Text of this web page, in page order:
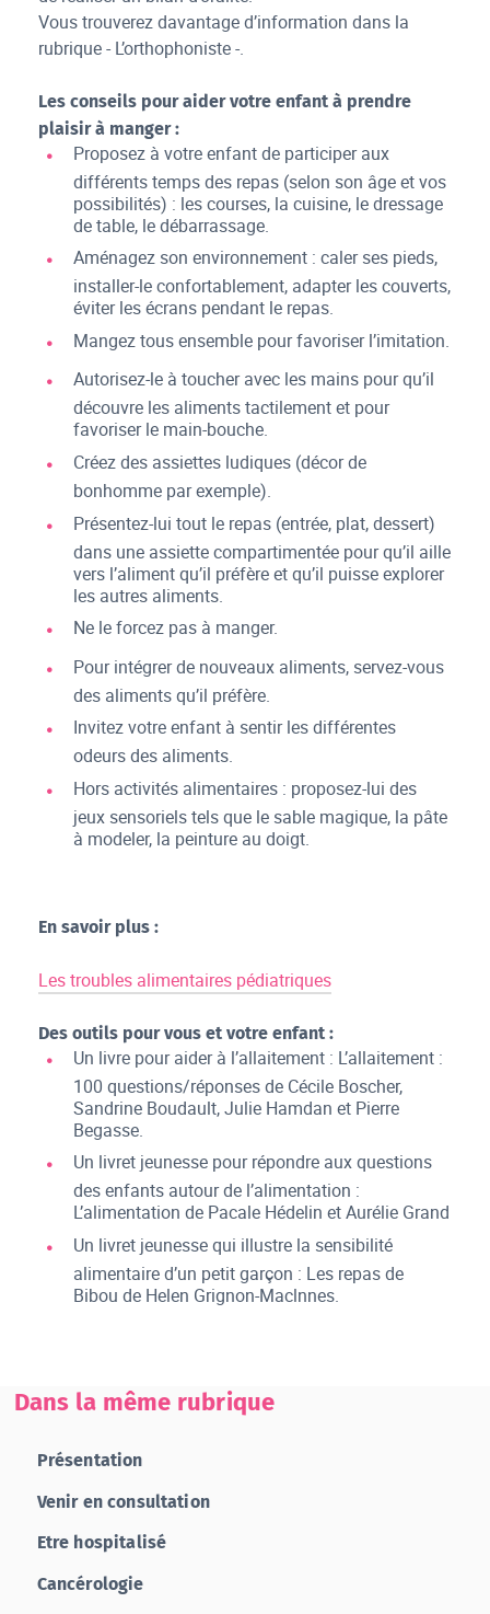
Vous trouverez davantage d’information dans la
rubrique - L’orthophoniste -.
Les conseils pour aider votre enfant à prendre
plaisir à manger :
Proposez à votre enfant de participer aux
différents temps des repas (selon son âge et vos
possibilités) : les courses, la cuisine, le dressage
de table, le débarrassage.
Aménagez son environnement : caler ses pieds,
installer-le confortablement, adapter les couverts,
éviter les écrans pendant le repas.
Mangez tous ensemble pour favoriser l’imitation.
Autorisez-le à toucher avec les mains pour qu’il
découvre les aliments tactilement et pour
favoriser le main-bouche.
Créez des assiettes ludiques (décor de
bonhomme par exemple).
Présentez-lui tout le repas (entrée, plat, dessert)
dans une assiette compartimentée pour qu’il aille
vers l’aliment qu’il préfère et qu’il puisse explorer
les autres aliments.
Ne le forcez pas à manger.
Pour intégrer de nouveaux aliments, servez-vous
des aliments qu’il préfère.
Invitez votre enfant à sentir les différentes
odeurs des aliments.
Hors activités alimentaires : proposez-lui des
jeux sensoriels tels que le sable magique, la pâte
à modeler, la peinture au doigt.
En savoir plus :
Les troubles alimentaires pédiatriques
Des outils pour vous et votre enfant :
Un livre pour aider à l’allaitement : L’allaitement :
100 questions/réponses de Cécile Boscher,
Sandrine Boudault, Julie Hamdan et Pierre
Begasse.
Un livret jeunesse pour répondre aux questions
des enfants autour de l’alimentation :
L’alimentation de Pacale Hédelin et Aurélie Grand
Un livret jeunesse qui illustre la sensibilité
alimentaire d’un petit garçon : Les repas de
Bibou de Helen Grignon-Maclnnes.
Dans la même rubrique
Présentation
Venir en consultation
Etre hospitalisé
Cancérologie